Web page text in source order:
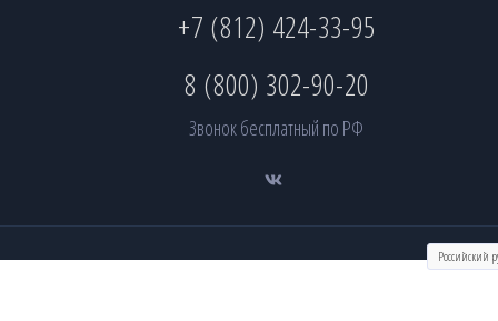
+7 (812) 424-33-95
8 (800) 302-90-20
Звонок бесплатный по РФ